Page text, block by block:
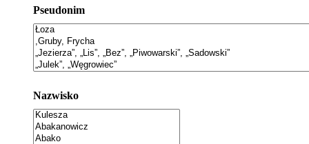
Pseudonim
Nazwisko